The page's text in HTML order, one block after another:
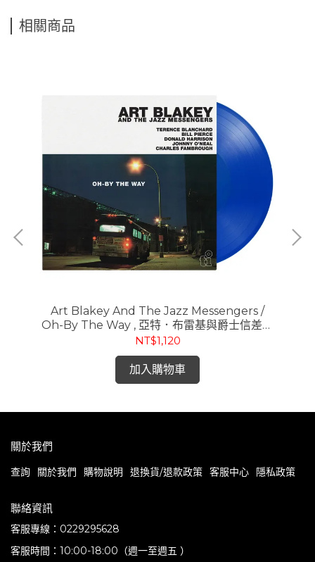
相關商品
Art Blakey And The Jazz Messengers /
Oh-By The Way , 亞特．布雷基與爵士信差樂
團 / Oh-By The Way (180g 限量藍色彩膠 LP)
NT$1,120
加入購物車
關於我們
查詢 關於我們 購物說明 退換貨/退款政策 客服中心 隱私政策
聯絡資訊
客服專線：0229295628
客服時間：10:00-18:00（週一至週五 ）